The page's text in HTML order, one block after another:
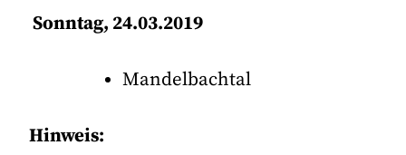
Sonntag, 24.03.2019
Mandelbachtal
Hinweis: